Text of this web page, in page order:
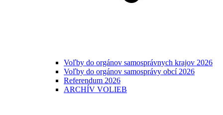
Voľby do orgánov samosprávnych krajov 2026
Voľby do orgánov samosprávy obcí 2026
Referendum 2026
ARCHÍV VOLIEB